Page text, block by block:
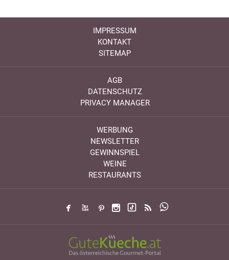
IMPRESSUM
KONTAKT
SITEMAP
AGB
DATENSCHUTZ
PRIVACY MANAGER
WERBUNG
NEWSLETTER
GEWINNSPIEL
WEINE
RESTAURANTS